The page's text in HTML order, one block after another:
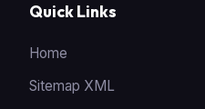
Quick Links
Home
Sitemap XML